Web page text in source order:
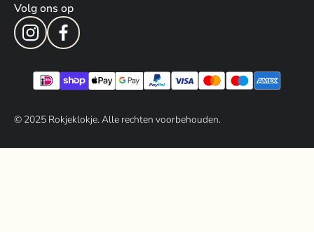
Volg ons op
© 2025Rokjeklokje. Alle rechten voorbehouden.